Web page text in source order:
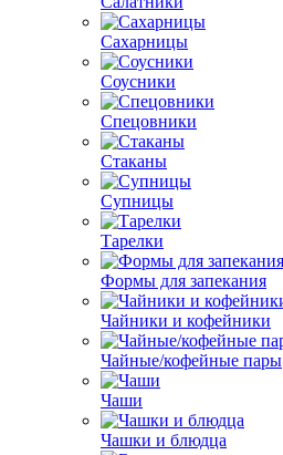
Сахарницы
Соусники
Спецовники
Стаканы
Супницы
Тарелки
Формы для запекания
Чайники и кофейники
Чайные/кофейные пары
Чаши
Чашки и блюдца